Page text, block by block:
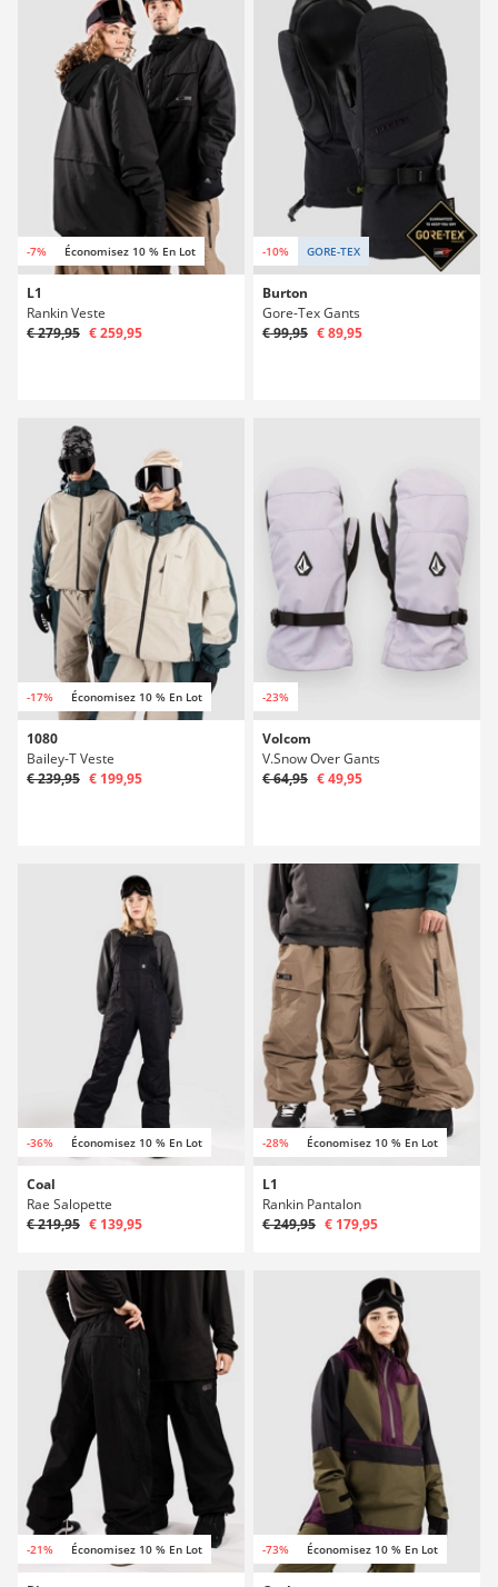
-7% Économisez 10 % En Lot
L1
Rankin Veste
€ 279,95 € 259,95
-10% GORE-TEX
Burton
Gore-Tex Gants
€ 99,95 € 89,95
-17% Économisez 10 % En Lot
1080
Bailey-T Veste
€ 239,95 € 199,95
-23%
Volcom
V.Snow Over Gants
€ 64,95 € 49,95
-36% Économisez 10 % En Lot
Coal
Rae Salopette
€ 219,95 € 139,95
-28% Économisez 10 % En Lot
L1
Rankin Pantalon
€ 249,95 € 179,95
-21% Économisez 10 % En Lot -73% Économisez 10 % En Lot